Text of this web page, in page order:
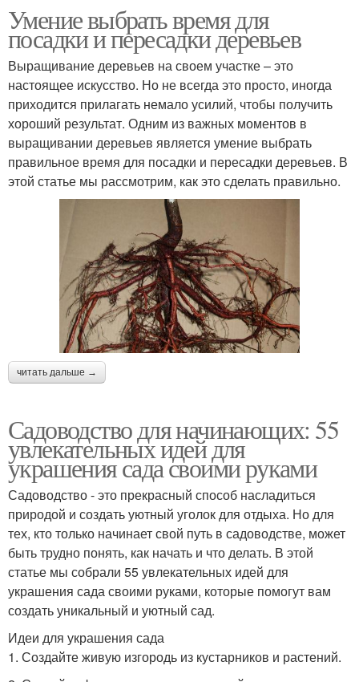
Умение выбрать время для
посадки и пересадки деревьев
Выращивание деревьев на своем участке – это
настоящее искусство. Но не всегда это просто, иногда
приходится прилагать немало усилий, чтобы получить
хороший результат. Одним из важных моментов в
выращивании деревьев является умение выбрать
правильное время для посадки и пересадки деревьев. В
этой статье мы рассмотрим, как это сделать правильно.
читать дальше →
Садоводство для начинающих: 55
увлекательных идей для
украшения сада своими руками
Садоводство - это прекрасный способ насладиться
природой и создать уютный уголок для отдыха. Но для
тех, кто только начинает свой путь в садоводстве, может
быть трудно понять, как начать и что делать. В этой
статье мы собрали 55 увлекательных идей для
украшения сада своими руками, которые помогут вам
создать уникальный и уютный сад.
Идеи для украшения сада
1. Создайте живую изгородь из кустарников и растений.